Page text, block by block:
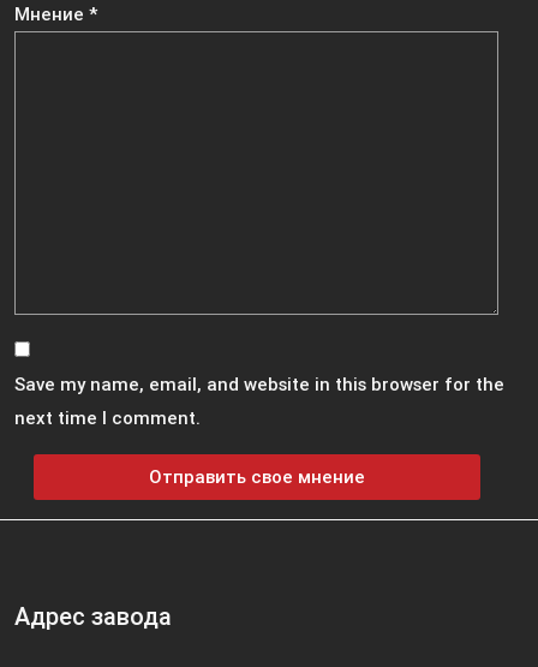
Мнение *
Save my name, email, and website in this browser for the
next time I comment.
Адрес завода